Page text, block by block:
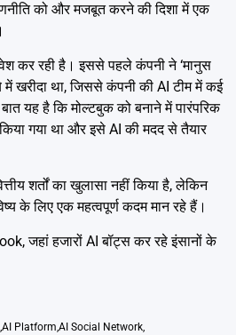
को और मजबूत करने की दिशा में एक
कर रही है। इससे पहले कंपनी ने ‘मानुस
खरीदा था, जिससे कंपनी की AI टीम में कई
यह है कि मोल्टबुक को बनाने में पारंपरिक
गया था और इसे AI की मदद से तैयार
शर्तों का खुलासा नहीं किया है, लेकिन
के लिए एक महत्वपूर्ण कदम मान रहे हैं।
, जहां हजारों AI बॉट्स कर रहे इंसानों के
,AI Platform,AI Social Network,